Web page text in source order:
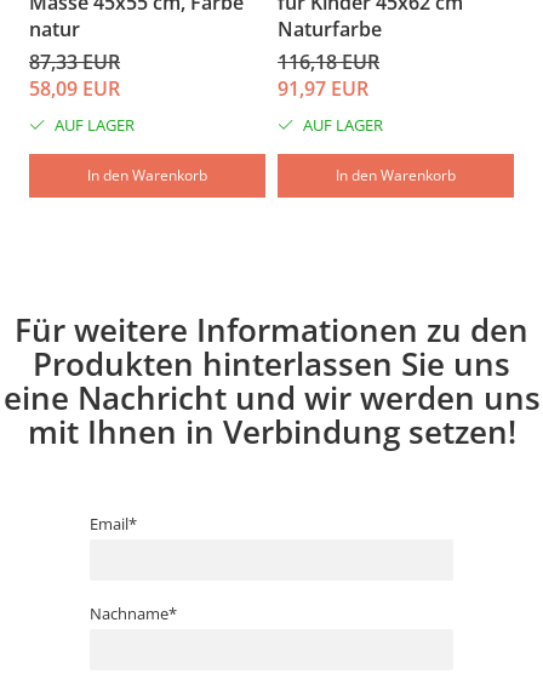
Gesprächen sein wird.
Entdecken Sie Bucin Mob LOW-POLY und
definieren Sie die Kunst der Gastfreundschaft
neu!
natur
87,33 EUR
58,09 EUR
AUF LAGER
In den Warenkorb
Naturfarbe
116,18 EUR
91,97 EUR
AUF LAGER
In den Warenkorb
Für weitere Informationen zu den
Produkten hinterlassen Sie uns
eine Nachricht und wir werden uns
mit Ihnen in Verbindung setzen!
Email*
Nachname*